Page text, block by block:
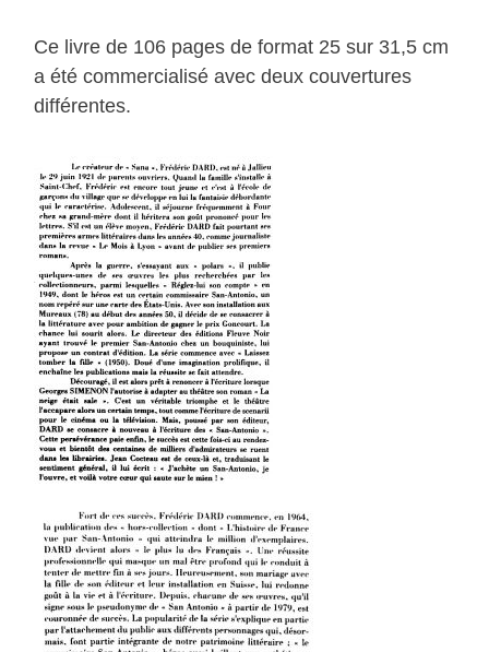
Ce livre de 106 pages de format 25 sur 31,5 cm
a été commercialisé avec deux couvertures
différentes.